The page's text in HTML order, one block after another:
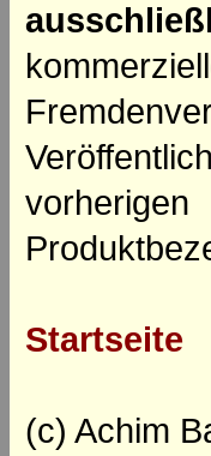
Startseite
(c) Achim